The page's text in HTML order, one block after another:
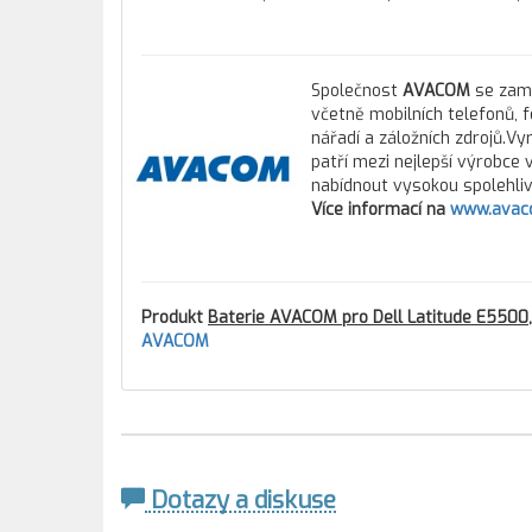
Společnost AVACOM se
včetně mobilních telefonů,
nářadí a záložních
patří mezi nejlepší výrobce
nabídnout vysokou
Více informací na
Produkt Baterie AVACOM pro Dell Latitude
AVACOM
Dotazy a diskuse